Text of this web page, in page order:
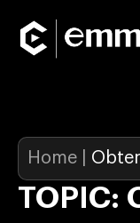
Home
TOPIC: